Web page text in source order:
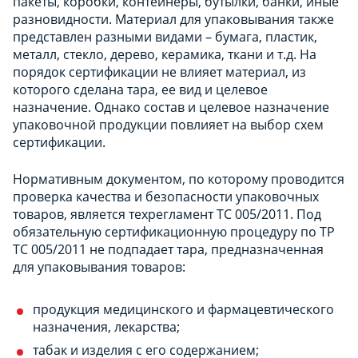
разновидности. Материал для упаковывания также
представлен разными видами – бумага, пластик,
металл, стекло, дерево, керамика, ткани и т.д. На
порядок сертификации не влияет материал, из
которого сделана тара, ее вид и целевое
назначение. Однако состав и целевое назначение
упаковочной продукции повлияет на выбор схем
сертификации.
Нормативным документом, по которому проводится
проверка качества и безопасности упаковочных
товаров, является техрегламент ТС 005/2011. Под
обязательную сертификационную процедуру по ТР
ТС 005/2011 не подпадает тара, предназначенная
для упаковывания товаров:
продукция медицинского и фармацевтического
назначения, лекарства;
табак и изделия с его содержанием;